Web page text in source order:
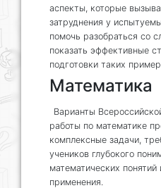
аспекты, которые
затруднения у
помочь разобраться со
показать эффективные
подготовки таких
Математика
Варианты
работы по математике
комплексные задачи,
учеников глубокого
математических понятий
применения.